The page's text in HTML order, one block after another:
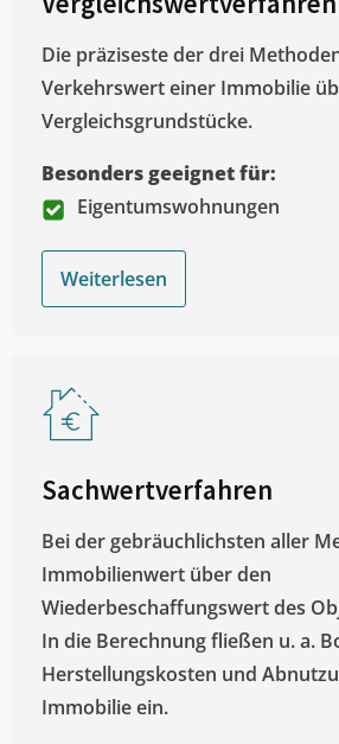
Die präziseste der drei
Verkehrswert einer Immobilie
Vergleichsgrundstücke.
Besonders geeignet für:
Eigentumswohnungen
Weiterlesen
Sachwertverfahren
Bei der gebräuchlichsten aller
Immobilienwert über den
Wiederbeschaffungswert des
In die Berechnung fließen u. a.
Herstellungskosten und
Immobilie ein.